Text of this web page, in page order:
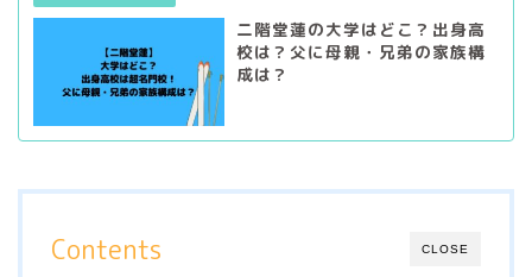
二階堂蓮の大学はどこ？出身高
校は？父に母親・兄弟の家族構
成は？
CLOSE
Contents